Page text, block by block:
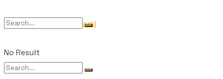
Tentang Kami
No Result